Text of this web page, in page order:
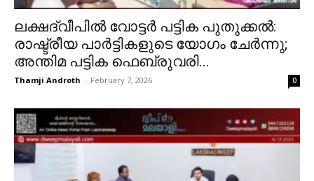
ലക്ഷദ്വീപിൽ വോട്ടർ പട്ടിക പുതുക്കൽ:
രാഷ്ട്രീയ പാർട്ടികളുടെ യോഗം ചേർന്നു;
അന്തിമ പട്ടിക ഫെബ്രുവരി...
Thamji Androth - February 7, 2026 0